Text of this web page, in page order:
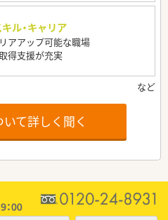
ル・キャリア
アアップ可能な職場
得支援が充実
て詳しく聞く